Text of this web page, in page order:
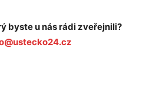
byste u nás rádi zveřejnili?